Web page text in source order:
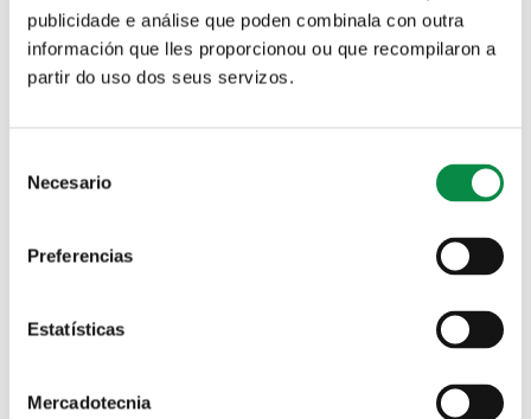
publicidade e análise que poden combinala con outra
información que lles proporcionou ou que recompilaron a
partir do uso dos seus servizos.
Selection
Necesario
Preferencias
Estatísticas
Mercadotecnia